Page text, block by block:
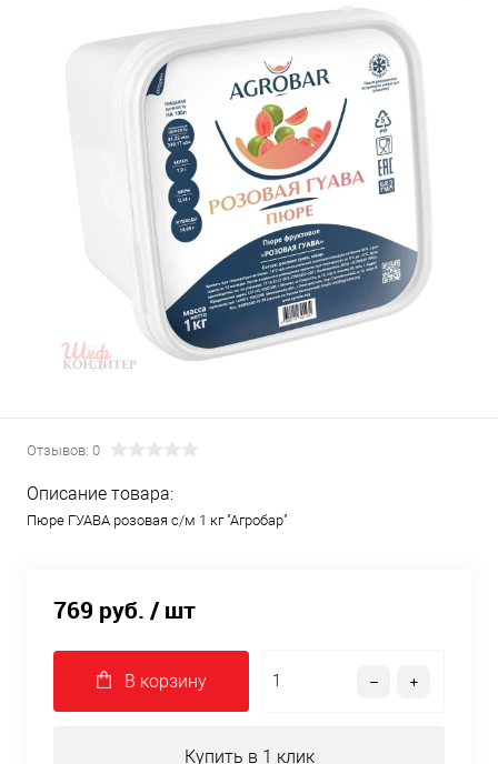
Отзывов: 0
Описание товара:
Пюре ГУАВА розовая с/м 1 кг "Агробар"
769 руб. / шт
В корзину
Купить в 1 клик